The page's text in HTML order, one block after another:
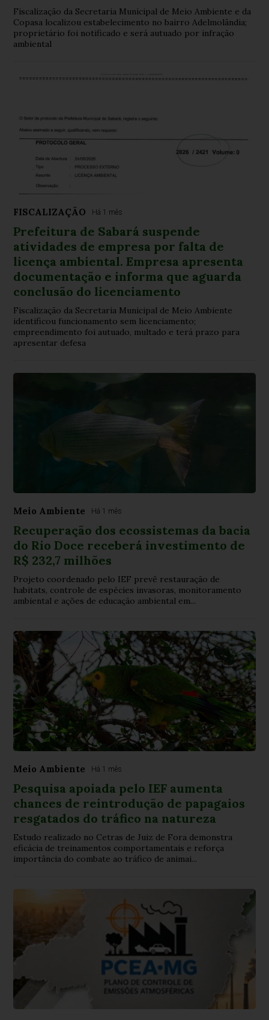
Fiscalização da Secretaria Municipal de Meio Ambiente e da
Copasa localizou estabelecimento no bairro Adelmolândia;
proprietário foi notificado e será autuado por infração
ambiental
FISCALIZAÇÃO Há 1 mês
Prefeitura de Sabará suspende
atividades de empresa por falta de
licença ambiental. Empresa apresenta
documentação e informa que aguarda
conclusão do licenciamento
Fiscalização da Secretaria Municipal de Meio Ambiente
identificou funcionamento sem licenciamento;
empreendimento foi autuado, multado e terá prazo para
apresentar defesa
Meio Ambiente Há 1 mês
Recuperação dos ecossistemas da bacia
do Rio Doce receberá investimento de
R$ 232,7 milhões
Projeto coordenado pelo IEF prevê restauração de
habitats, controle de espécies invasoras, monitoramento
ambiental e ações de educação ambiental em...
Meio Ambiente Há 1 mês
Pesquisa apoiada pelo IEF aumenta
chances de reintrodução de papagaios
resgatados do tráfico na natureza
Estudo realizado no Cetras de Juiz de Fora demonstra
eficácia de treinamentos comportamentais e reforça
importância do combate ao tráfico de animai...